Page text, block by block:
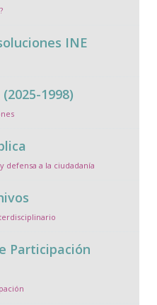
INE
1998)
defensa a la ciudadanía
Participación